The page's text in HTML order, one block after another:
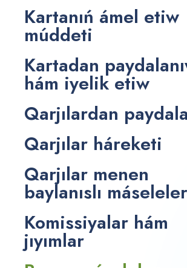
Kartanıń ámel etiw
múddeti
Kartadan
hám iyelik etiw
Qarjılardan
Qarjılar háreketi
Qarjılar menen
baylanıslı máseleler
Komissiyalar hám
jıyımlar